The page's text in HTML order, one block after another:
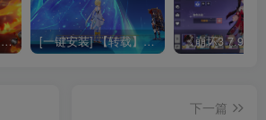
【一键安装】热门冒险策略类游戏崩坏：星穹铁道全新2.3版本一键端+一键代理+一键启动+免虚拟机 [一键安装] 【转载】原神3.4真端服务端+源码+配套客户端+详尽说明+GM工具+源码说明文件
下一篇